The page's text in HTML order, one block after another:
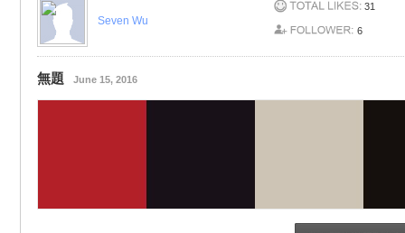
Seven Wu
31
6
無題 June 15, 2016